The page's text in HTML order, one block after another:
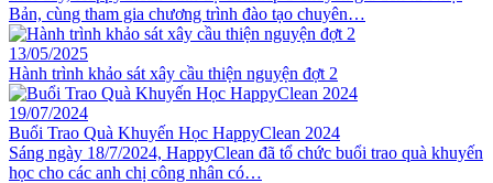
Bản, cùng tham gia chương trình đào tạo chuyên…
13/05/2025
Hành trình khảo sát xây cầu thiện nguyện đợt 2
19/07/2024
Buổi Trao Quà Khuyến Học HappyClean 2024
Sáng ngày 18/7/2024, HappyClean đã tổ chức buổi trao quà khuyến
học cho các anh chị công nhân có…